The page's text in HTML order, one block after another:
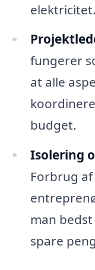
elektricitet.
fungerer
at alle
budget.
Isolering
Forbrug
man
spare